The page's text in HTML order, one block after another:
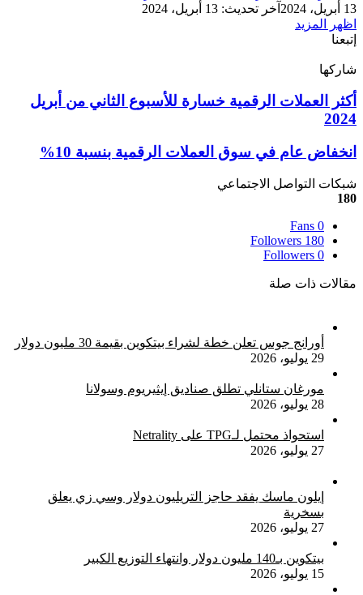
13 أبريل، 2024
آخر تحديث: 13 أبريل، 2024
اظهر المزيد
إتبعنا
شاركها
أكثر
العملات
الرقمية
خسارة
للأسبوع
الثاني
من
أبريل
2024
أكثر العملات الرقمية خسارة للأسبوع الثاني من أبريل
2024
انخفاض
في
سوق
الرقمية
بنسبة
انخفاض عام في سوق العملات الرقمية بنسبة 10%
شبكات التواصل الاجتماعي
180
0
Fans
180
Followers
0
Followers
مقالات ذات صلة
أورانج جوس تعلن خطة لشراء بيتكوين بقيمة 30 مليون دولار
29 يوليو، 2026
مورغان ستانلي تطلق صناديق إيثيريوم وسولانا
28 يوليو، 2026
استحواذ محتمل لـTPG على Netrality
27 يوليو، 2026
إيلون ماسك يفقد حاجز التريليون دولار وسي زي يعلق
بسخرية
27 يوليو، 2026
بيتكوين بـ140 مليون دولار وانتهاء التوزيع الكبير
15 يوليو، 2026